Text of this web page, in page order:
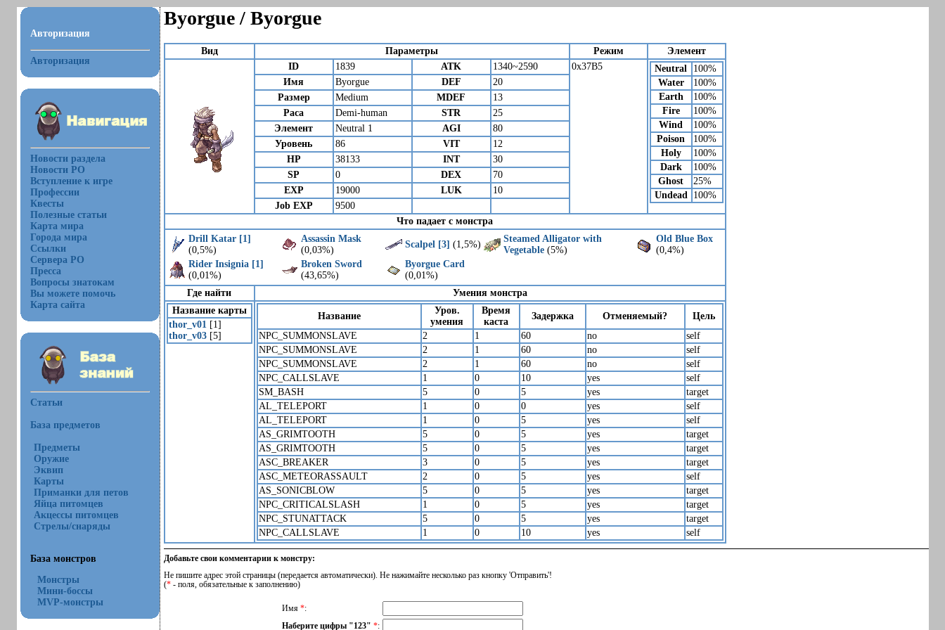
Авторизация
Авторизация
Новости раздела
Новости РО
Вступление к игре
Профессии
Квесты
Полезные статьи
Карта мира
Города мира
Ссылки
Сервера РО
Пресса
Вопросы знатокам
Вы можете помочь
Карта сайта
Статьи
База предметов
Предметы
Оружие
Эквип
Карты
Приманки для петов
Яйца питомцев
Акцессы питомцев
Стрелы/снаряды
База монстров
Монстры
Мини-боссы
MVP-монстры
Byorgue / Byorgue
Вид Параметры Режим
Элемент
ID
1839 ATK 1340~2590 0x37B5 Neutral
100%
Water
100%
Earth
100%
Fire
100%
Wind
100%
Poison
100%
Holy
100%
Dark
100%
Ghost
25%
Undead
100%
Имя Byorgue DEF
20
Размер
Medium MDEF
13
Раса
Demi-human STR
25
Элемент
Neutral 1 AGI
80
Уровень
86 VIT
12
HP
38133 INT
30
SP
0 DEX
70
EXP
19000 LUK
10
Job EXP
9500
Что падает с монстра
Drill Katar [1]
(0,5%)
Assassin Mask
(0,03%)
Scalpel [3] (1,5%)
Steamed Alligator with
Vegetable(5%)
Old Blue Box
(0,4%)
Rider Insignia [1]
(0,01%)
Broken Sword
(43,65%)
Byorgue Card
(0,01%)
Где найти
Умения монстра
Название карты
thor_v01 [1]
thor_v03[5]
Название
Уров.
умения
Время
каста
Задержка Отменяемый?
Цель
NPC_SUMMONSLAVE
2 1 60 no
self
NPC_SUMMONSLAVE
2 1 60 no
self
NPC_SUMMONSLAVE
2 1 60 no
self
NPC_CALLSLAVE
1 0 10 yes
self
SM_BASH
5 0 5 yes
target
AL_TELEPORT
1 0 0 yes
self
AL_TELEPORT
1 0 5 yes
self
AS_GRIMTOOTH
5 0 5 yes
target
AS_GRIMTOOTH
5 0 5 yes
target
ASC_BREAKER
3 0 5 yes
target
ASC_METEORASSAULT
2 0 5 yes
self
AS_SONICBLOW
5 0 5 yes
target
NPC_CRITICALSLASH
1 0 5 yes
target
NPC_STUNATTACK
5 0 5 yes
target
NPC_CALLSLAVE
1 0 10 yes self
Добавьте свои комментарии к монстру:
Не пишите адрес этой страницы (передается автоматически). Не нажимайте несколько раз кнопку 'Отправить'!
(*- поля, обязательные к заполнению)
Имя *:
Наберите цифры "123" *: